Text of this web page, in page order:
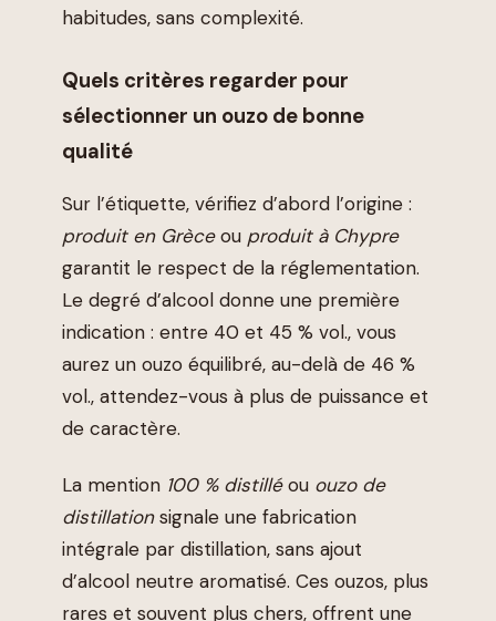
habitudes, sans complexité.
Quels critères regarder pour
sélectionner un ouzo de bonne
qualité
Sur l’étiquette, vérifiez d’abord l’origine :
produit en Grèceou produit à Chypre
garantit le respect de la réglementation.
Le degré d’alcool donne une première
indication : entre 40 et 45 % vol., vous
aurez un ouzo équilibré, au-delà de 46 %
vol., attendez-vous à plus de puissance et
de caractère.
La mention 100 % distilléou ouzo de
distillationsignale une fabrication
intégrale par distillation, sans ajout
d’alcool neutre aromatisé. Ces ouzos, plus
rares et souvent plus chers, offrent une